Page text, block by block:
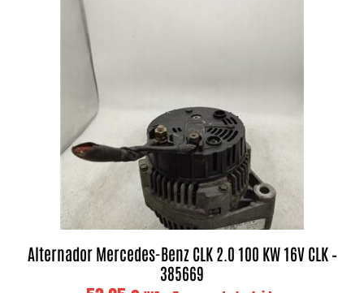
Alternador Mercedes-Benz CLK 2.0 100 KW 16V CLK –
385669